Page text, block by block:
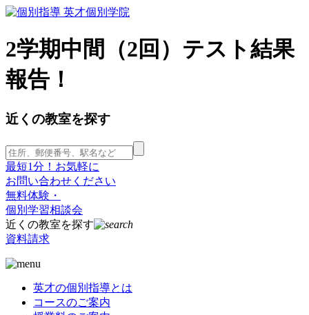
2学期中間（2回）テスト結果
報告！
近くの教室を探す
最短1分！お気軽に
お問い合わせください
無料体験・
個別学習相談会
近くの教室を探す
資料請求
英才の個別指導とは
コースのご案内